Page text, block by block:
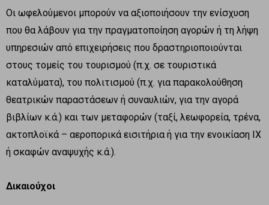
Οι ωφελούμενοι μπορούν να αξιοποιήσουν την ενίσχυση
που θα λάβουν για την πραγματοποίηση αγορών ή τη λήψη
υπηρεσιών από επιχειρήσεις που δραστηριοποιούνται
στους τομείς του τουρισμού (π.χ. σε τουριστικά
καταλύματα), του πολιτισμού (π.χ. για παρακολούθηση
θεατρικών παραστάσεων ή συναυλιών, για την αγορά
βιβλίων κ.ά.) και των μεταφορών (ταξί, λεωφορεία, τρένα,
ακτοπλοϊκά – αεροπορικά εισιτήρια ή για την ενοικίαση ΙΧ
ή σκαφών αναψυχής κ.ά.).
Δικαιούχοι